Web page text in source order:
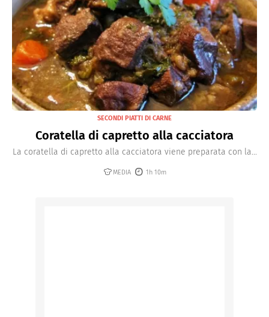
SECONDI PIATTI DI CARNE
Coratella di capretto alla cacciatora
La coratella di capretto alla cacciatora viene preparata con la...
MEDIA 1h 10m